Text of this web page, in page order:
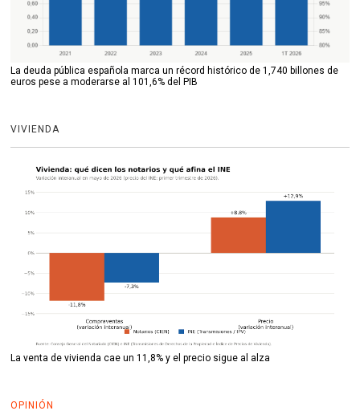
La deuda pública española marca un récord histórico de 1,740 billones de
euros pese a moderarse al 101,6% del PIB
VIVIENDA
La venta de vivienda cae un 11,8% y el precio sigue al alza
OPINIÓN